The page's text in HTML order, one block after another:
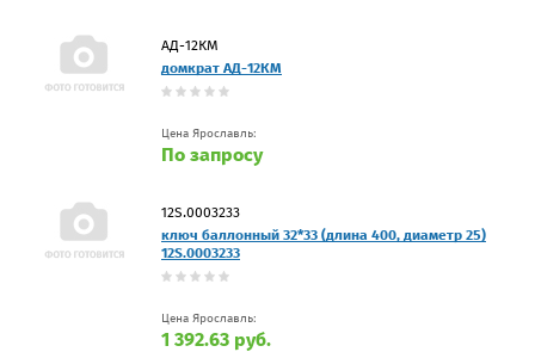
АД-12КМ
домкрат АД-12КМ
Цена Ярославль:
По запросу
12S.0003233
ключ баллонный 32*33 (длина 400, диаметр 25)
12S.0003233
Цена Ярославль:
1 392.63 руб.